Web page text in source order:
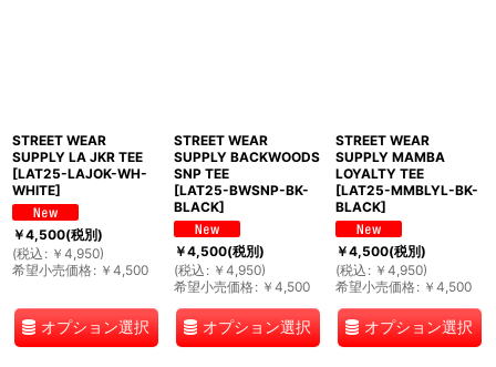
STREET WEAR
SUPPLY LA JKR TEE
[LAT25-LAJOK-WH-
WHITE]
￥4,500(税別)
(税込 : ￥ 4,950)
希望小売価格: ￥ 4,500
オプション選択
STREET WEAR
SUPPLY BACKWOODS
SNP TEE
[LAT25-BWSNP-BK-
BLACK]
￥4,500(税別)
(税込 : ￥ 4,950)
希望小売価格: ￥ 4,500
オプション選択
STREET WEAR
SUPPLY MAMBA
LOYALTY TEE
[LAT25-MMBLYL-BK-
BLACK]
￥4,500(税別)
(税込 : ￥ 4,950)
希望小売価格: ￥ 4,500
オプション選択